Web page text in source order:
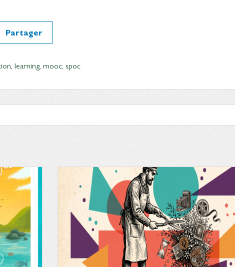
Partager
, learning, mooc, spoc